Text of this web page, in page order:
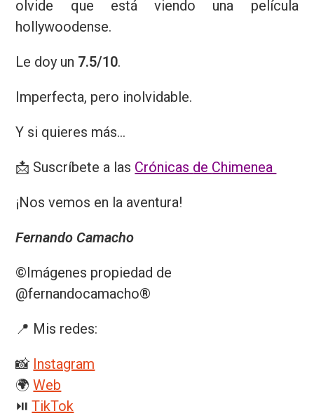
olvide que está viendo una película
hollywoodense.
Le doy un 7.5/10.
Imperfecta, pero inolvidable.
Y si quieres más…
📩 Suscríbete a las Crónicas de Chimenea
¡Nos vemos en la aventura!
Fernando Camacho
©️Imágenes propiedad de
@fernandocamacho®️
📍 Mis redes:
📸 Instagram
🌍Web
⏯️TikTok